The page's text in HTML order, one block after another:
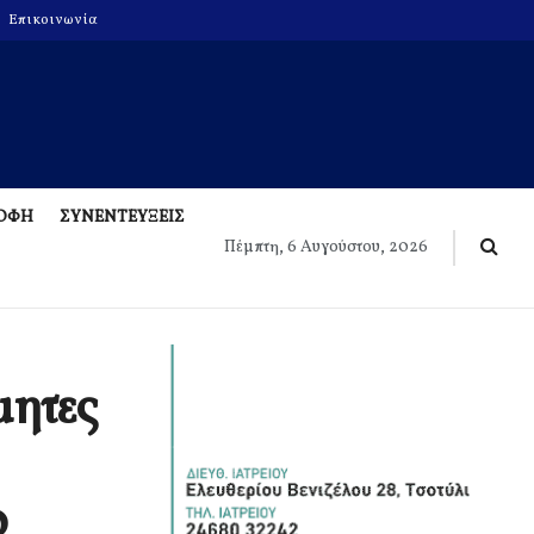
Επικοινωνία
ΣΥΝΕΝΤΕΥΞΕΙΣ
Πέμπτη, 6 Αυγούστου, 2026